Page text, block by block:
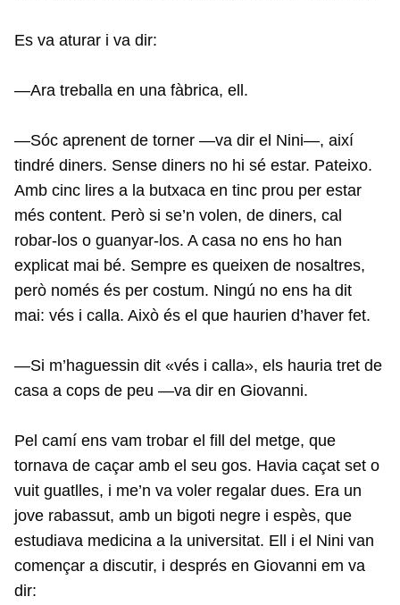
Es va aturar i va dir:
—Ara treballa en una fàbrica, ell.
—Sóc aprenent de torner —va dir el Nini—, així
tindré diners. Sense diners no hi sé estar. Pateixo.
Amb cinc lires a la butxaca en tinc prou per estar
més content. Però si se’n volen, de diners, cal
robar-los o guanyar-los. A casa no ens ho han
explicat mai bé. Sempre es queixen de nosaltres,
però només és per costum. Ningú no ens ha dit
mai: vés i calla. Això és el que haurien d’haver fet.
—Si m’haguessin dit «vés i calla», els hauria tret de
casa a cops de peu —va dir en Giovanni.
Pel camí ens vam trobar el fill del metge, que
tornava de caçar amb el seu gos. Havia caçat set o
vuit guatlles, i me’n va voler regalar dues. Era un
jove rabassut, amb un bigoti negre i espès, que
estudiava medicina a la universitat. Ell i el Nini van
començar a discutir, i després en Giovanni em va
dir: